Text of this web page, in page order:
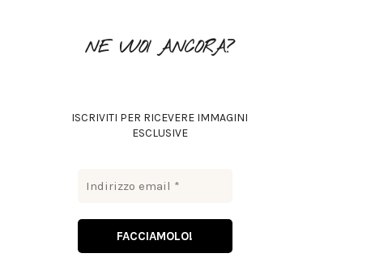
NE VUOI ANCORA?
ISCRIVITI PER RICEVERE IMMAGINI
ESCLUSIVE